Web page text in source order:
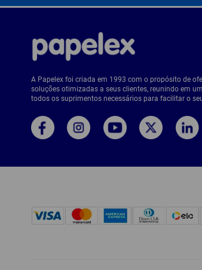
A Papelex foi criada em 1993 com o propósito de
soluções otimizadas a seus clientes, reunindo em
todos os suprimentos necessários para facilitar o